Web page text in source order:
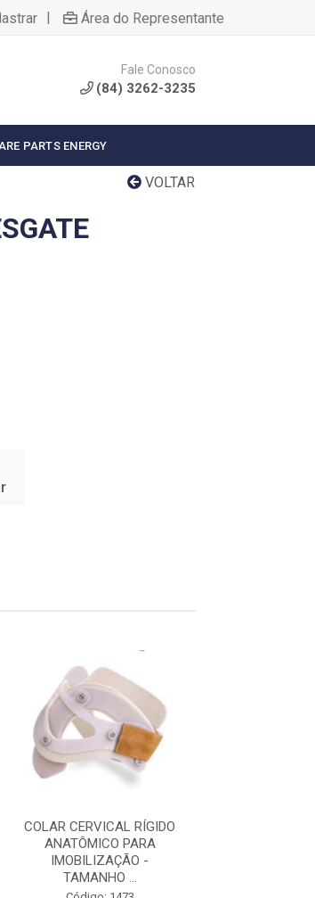
| Área do Representante
Fale Conosco
(84) 3262-3235
PARTS ENERGY
VOLTAR
COLAR CERVICAL RÍGIDO
ANATÔMICO PARA
IMOBILIZAÇÃO -
TAMANHO ...